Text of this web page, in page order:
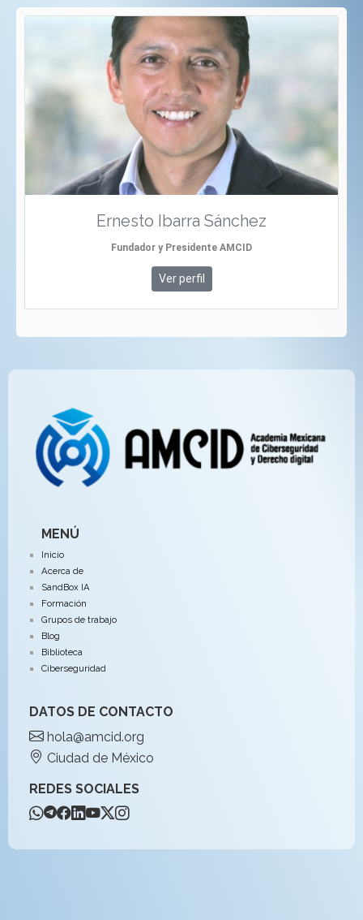
Ernesto Ibarra Sánchez
Fundador y Presidente AMCID
Ver perfil
MENÚ
Inicio
Acerca de
SandBox IA
Formación
Grupos de trabajo
Blog
Biblioteca
Ciberseguridad
DATOS DE CONTACTO
hola@amcid.org
Ciudad de México
REDES SOCIALES